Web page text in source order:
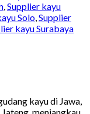
Supplier kayu
Solo Supplier
kayu Surabaya
kayu di Jawa,